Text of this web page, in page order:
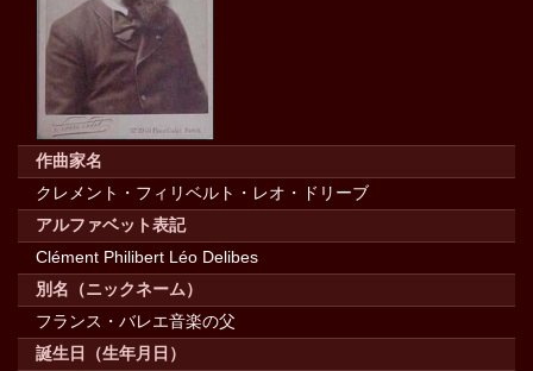
作曲家名
クレメント・フィリベルト・レオ・ドリーブ
アルファベット表記
Clément Philibert Léo Delibes
別名（ニックネーム）
フランス・バレエ音楽の父
誕生日（生年月日）